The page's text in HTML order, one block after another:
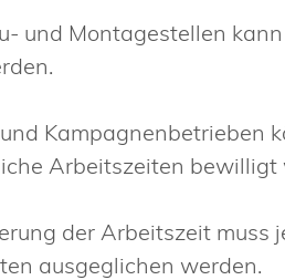
und Montagestellen
Kampagnenbetrieben
Arbeitszeiten bewilligt
der Arbeitszeit muss
ausgeglichen werden.